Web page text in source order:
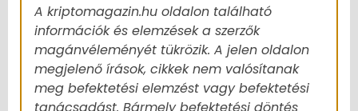
A kriptomagazin.hu oldalon található
információk és elemzések a szerzők
magánvéleményét tükrözik. A jelen oldalon
megjelenő írások, cikkek nem valósítanak
meg befektetési elemzést vagy befektetési